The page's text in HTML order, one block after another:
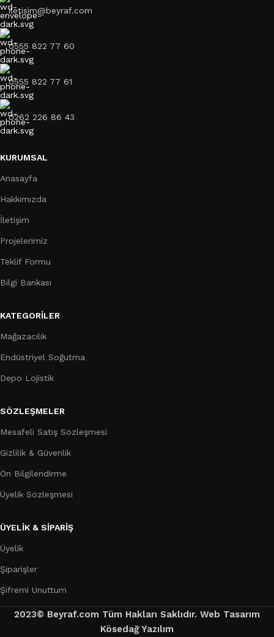
iletisim@beyraf.com
0555 822 77 60
0555 822 77 61
0262 226 86 43
KURUMSAL
Anasayfa
Hakkımızda
İletişim
Projelerimiz
Teklif Formu
Bilgi Bankası
KATEGORILER
Mağazacılık
Endüstriyel Soğutma
Depo Lojistik
SÖZLEŞMELER
Mesafeli Satış Sözleşmesi
Gizlilik & Güvenlik
Ön Bilgilendirme
Üyelik Sözleşmesi
ÜYELİK & SİPARİŞ
Üyelik
Şiparişler
Şifremi Unuttum
2023© Beyraf.com Tüm Hakları Saklıdır. Web Tasarım
Kösedağ Yazılım